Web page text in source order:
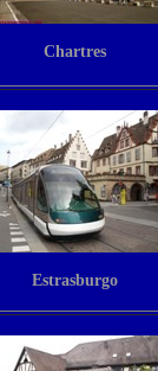
Chartres
Estrasburgo